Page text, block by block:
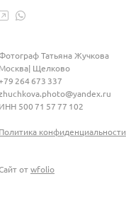
Татьяна Жучкова
Москва| Щелково
264 673 337
ИНН 500 71 57 77 102
Политика конфиденциальности
отwfolio